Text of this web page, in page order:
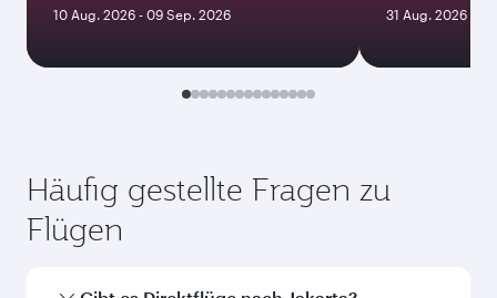
Januar
Die angezeigten Preise beziehen sich auf